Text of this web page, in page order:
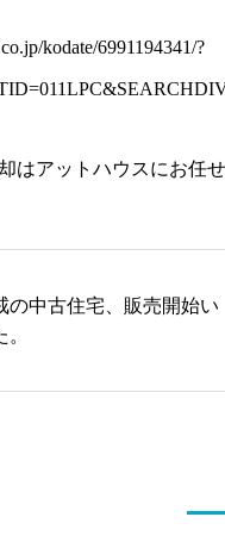
kodate/6991194341/?
はアットハウスにお任せ
の中古住宅、販売開始い